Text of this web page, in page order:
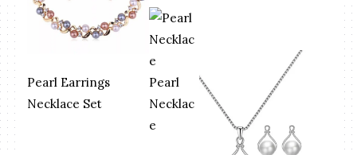
Pearl Earrings
Necklace Set
Pearl
Necklac
e